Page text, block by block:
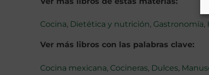
Cocina, Dietética y nutrición, Gastronomía,
Ver más libros con las palabras clave:
Cocina mexicana, Cocineras, Dulces,